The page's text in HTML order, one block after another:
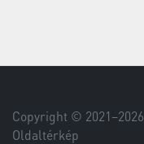
Copyright © 2021–2026
Oldaltérkép